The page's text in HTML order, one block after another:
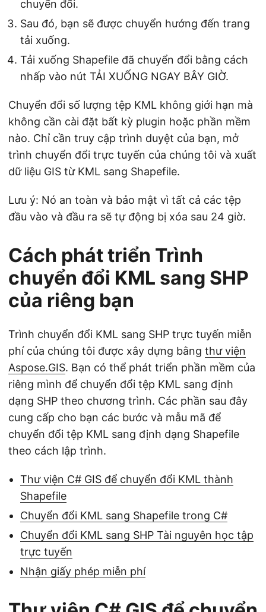
chuyển đổi.
Sau đó, bạn sẽ được chuyển hướng đến trang
tải xuống.
Tải xuống Shapefile đã chuyển đổi bằng cách
nhấp vào nút TẢI XUỐNG NGAY BÂY GIỜ.
Chuyển đổi số lượng tệp KML không giới hạn mà
không cần cài đặt bất kỳ plugin hoặc phần mềm
nào. Chỉ cần truy cập trình duyệt của bạn, mở
trình chuyển đổi trực tuyến của chúng tôi và xuất
dữ liệu GIS từ KML sang Shapefile.
Lưu ý: Nó an toàn và bảo mật vì tất cả các tệp
đầu vào và đầu ra sẽ tự động bị xóa sau 24 giờ.
Cách phát triển Trình
chuyển đổi KML sang SHP
của riêng bạn
Trình chuyển đổi KML sang SHP trực tuyến miễn
phí của chúng tôi được xây dựng bằng thư viện
Aspose.GIS. Bạn có thể phát triển phần mềm của
riêng mình để chuyển đổi tệp KML sang định
dạng SHP theo chương trình. Các phần sau đây
cung cấp cho bạn các bước và mẫu mã để
chuyển đổi tệp KML sang định dạng Shapefile
theo cách lập trình.
Thư viện C# GIS để chuyển đổi KML thành
Shapefile
Chuyển đổi KML sang Shapefile trong C#
Chuyển đổi KML sang SHP Tài nguyên học tập
trực tuyến
Nhận giấy phép miễn phí